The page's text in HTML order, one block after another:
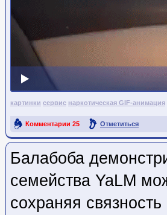
картинки сервис наркотическая GIF-анимация
Комментарии 25 Отметиться
Ссылка на пост
Балабоба
семейства YaLM
сохраняя